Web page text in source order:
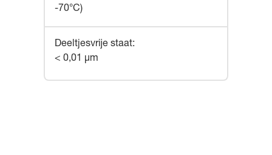
-70°C)
Deeltjesvrije staat:
< 0,01 µm